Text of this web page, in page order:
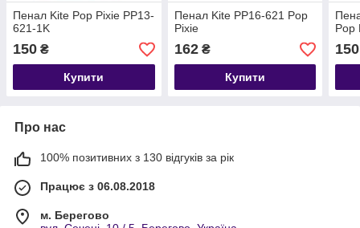
Пенал Kite Pop Pixie PP13-
621-1K
150 ₴
Купити
Пенал Kite PP16-621 Pop
Pixie
162₴
Купити
Pop
150
Про нас
100% позитивних з 130 відгуків за рік
Працює з 06.08.2018
м. Берегово